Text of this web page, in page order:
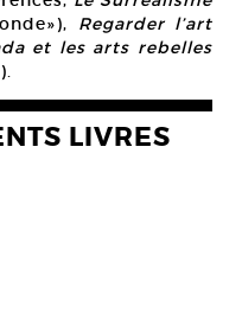
Regarder l’art
et les arts rebelles
LIVRES